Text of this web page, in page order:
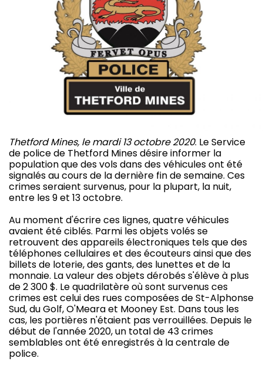
Thetford Mines, le mardi 13 octobre 2020. Le Service
de police de Thetford Mines désire informer la
population que des vols dans des véhicules ont été
signalés au cours de la dernière fin de semaine. Ces
crimes seraient survenus, pour la plupart, la nuit,
entre les 9 et 13 octobre.
Au moment d'écrire ces lignes, quatre véhicules
avaient été ciblés. Parmi les objets volés se
retrouvent des appareils électroniques tels que des
téléphones cellulaires et des écouteurs ainsi que des
billets de loterie, des gants, des lunettes et de la
monnaie. La valeur des objets dérobés s'élève à plus
de 2 300 $. Le quadrilatère où sont survenus ces
crimes est celui des rues composées de St-Alphonse
Sud, du Golf, O'Meara et Mooney Est. Dans tous les
cas, les portières n'étaient pas verrouillées. Depuis le
début de l'année 2020, un total de 43 crimes
semblables ont été enregistrés à la centrale de
police.